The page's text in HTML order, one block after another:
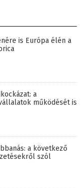
is Európa élén a
a
működését is
a következő
szól